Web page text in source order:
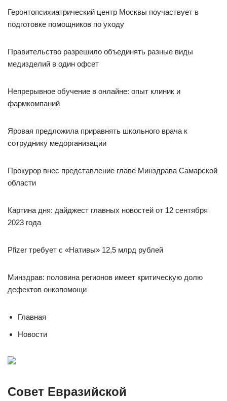
Геронтопсихиатрический центр Москвы поучаствует в
подготовке помощников по уходу
Правительство разрешило объединять разные виды
медизделий в один офсет
Непрерывное обучение в онлайне: опыт клиник и
фармкомпаний
Яровая предложила приравнять школьного врача к
сотруднику медорганизации
Прокурор внес представление главе Минздрава Самарской
области
Картина дня: дайджест главных новостей от 12 сентября
2023 года
Pfizer требует с «Нативы» 12,5 млрд рублей
Минздрав: половина регионов имеет критическую долю
дефектов онкопомощи
Главная
Новости
Совет Евразийской